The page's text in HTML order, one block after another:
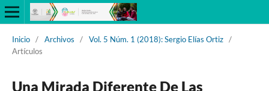
Inicio / Archivos / Vol. 5 Núm. 1 (2018): Sergio Elías Ortiz /
Artículos
Una Mirada Diferente De Las